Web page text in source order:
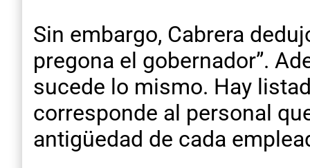
Sin embargo, Cabrera
pregona el gobernador”.
sucede lo mismo. Hay
corresponde al personal
antigüedad de cada